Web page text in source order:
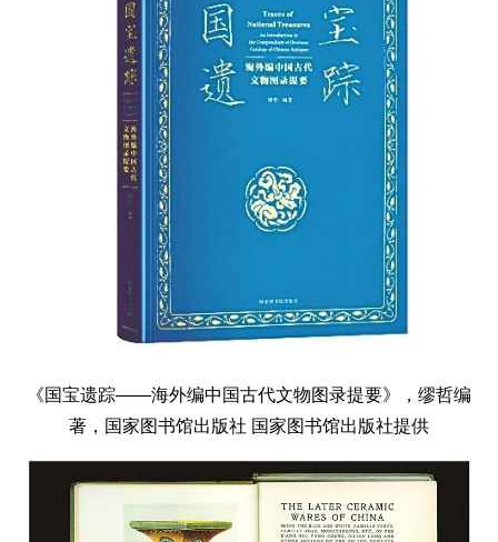
《国宝遗踪——海外编中国古代文物图录提要》，缪哲编
著，国家图书馆出版社 国家图书馆出版社提供